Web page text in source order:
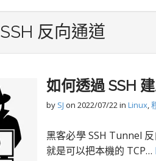
SSH 反向通道
如何透過 SSH
by SJ on 2022/07/22in Linux,
黑客必學 SSH Tunnel
就是可以把本機的 TCP…